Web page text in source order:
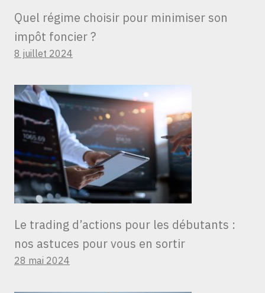
Quel régime choisir pour minimiser son
impôt foncier ?
8 juillet 2024
Le trading d’actions pour les débutants :
nos astuces pour vous en sortir
28 mai 2024